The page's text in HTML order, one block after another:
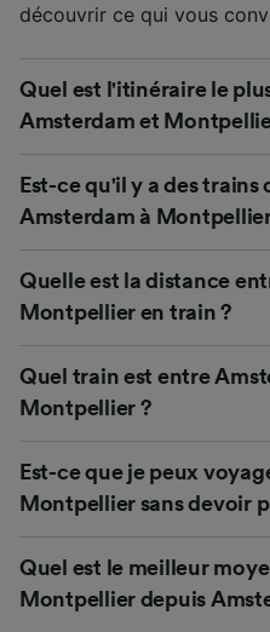
découvrir ce qui vous
Quel est l'itinéraire le
Amsterdam et
Est-ce qu'il y a des trains
Amsterdam à
Quelle est la distance
Montpellier en train ?
Quel train est entre
Montpellier ?
Est-ce que je peux
Montpellier sans devoir
Quel est le meilleur
Montpellier depuis